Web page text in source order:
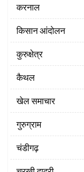
करनाल
किसान आंदोलन
कुरुक्षेत्र
कैथल
खेल समाचार
गुरुग्राम
चंडीगढ़